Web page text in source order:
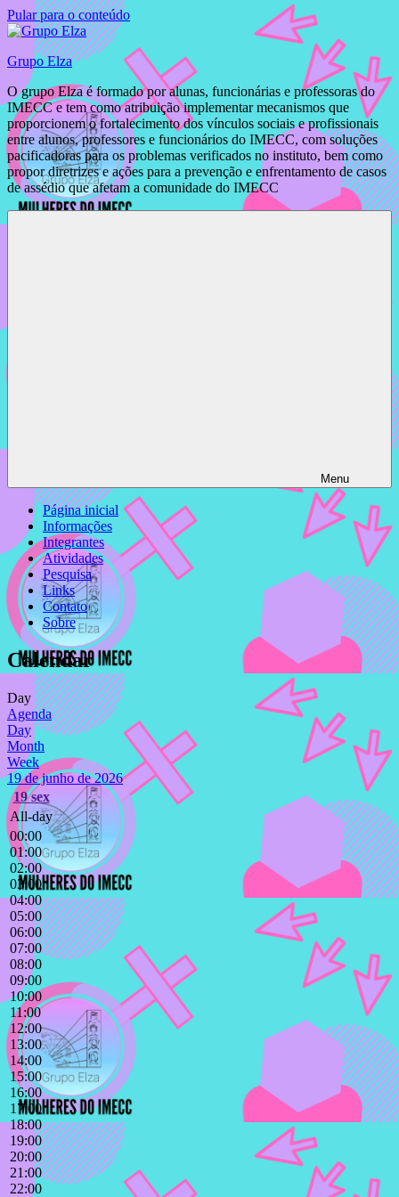
Pular para o conteúdo
Grupo Elza
O grupo Elza é formado por alunas, funcionárias e professoras do
IMECC e tem como atribuição implementar mecanismos que
proporcionem o fortalecimento dos vínculos sociais e profissionais
entre alunos, professores e funcionários do IMECC, com soluções
pacificadoras para os problemas verificados no instituto, bem como
propor diretrizes e ações para a prevenção e enfrentamento de casos
de assédio que afetam a comunidade do IMECC
Menu
Página inicial
Informações
Integrantes
Atividades
Pesquisa
Links
Contato
Sobre
Calendar
Day
Agenda
Day
Month
Week
19 de junho de 2026
19 sex
All-day
00:00
01:00
02:00
03:00
04:00
05:00
06:00
07:00
08:00
09:00
10:00
11:00
12:00
13:00
14:00
15:00
16:00
17:00
18:00
19:00
20:00
21:00
22:00